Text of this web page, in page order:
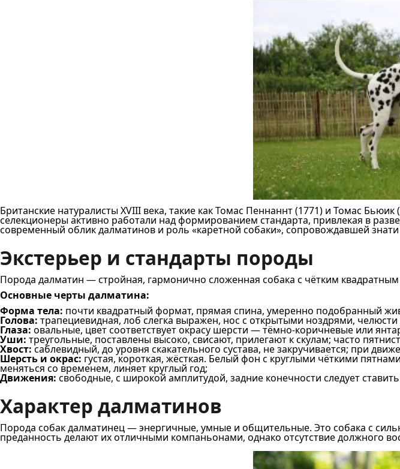
Британские натуралисты XVIII века, такие как Томас Пеннаннт (1771) и Томас
селекционеры активно работали над формированием стандарта, привлекая в
современный облик далматинов и роль «каретной собаки», сопровождавшей
Экстерьер и стандарты породы
Порода далматин — стройная, гармонично сложенная собака с чётким
Основные черты далматина:
Форма тела: почти квадратный формат, прямая спина, умеренно подобранный
Голова: трапециевидная, лоб слегка выражен, нос с открытыми ноздрями,
Глаза: овальные, цвет соответствует окрасу шерсти — тёмно-коричневые или
Уши: треугольные, поставлены высоко, свисают, прилегают к скулам; часто
Хвост: саблевидный, до уровня скакательного сустава, не закручивается; при
Шерсть и окрас: густая, короткая, жёсткая. Белый фон с круглыми чёткими
меняться со временем, линяет круглый год;
Движения: свободные, с широкой амплитудой, задние конечности следует
Характер далматинов
Порода собак далматинец — энергичные, умные и общительные. Это собака с
преданность делают их отличными компаньонами, однако отсутствие должного